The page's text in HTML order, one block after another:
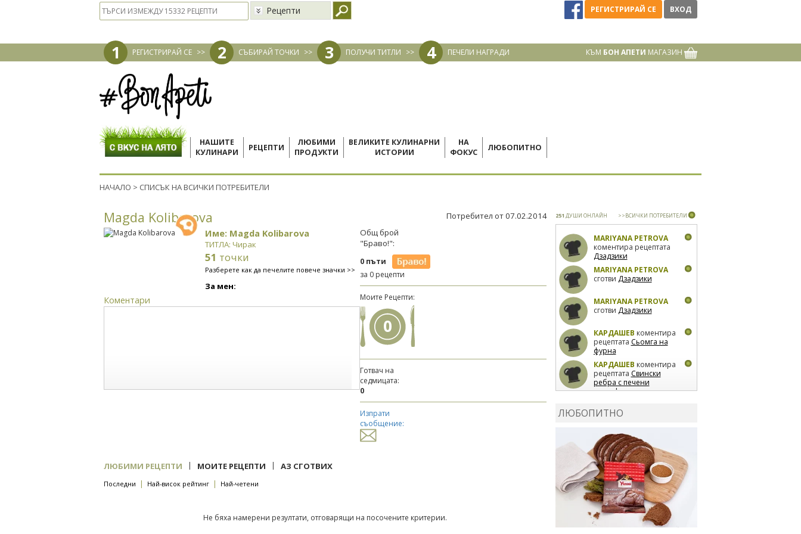
Рецепти РЕГИСТРИРАЙ СЕ ВХОД
1 РЕГИСТРИРАЙ СЕ >> 2 СЪБИРАЙ ТОЧКИ >> 3 ПОЛУЧИ ТИТЛИ >> 4 ПЕЧЕЛИ НАГРАДИ КЪМ БОН АПЕТИ МАГАЗИН
НАШИТЕ
КУЛИНАРИ
РЕЦЕПТИ
ЛЮБИМИ
ПРОДУКТИ
ВЕЛИКИТЕ КУЛИНАРНИ
ИСТОРИИ
НА
ФОКУС
ЛЮБОПИТНО
НАЧАЛО > СПИСЪК НА ВСИЧКИ ПОТРЕБИТЕЛИ
Magda Kolibarova Потребител от 07.02.2014
Име: Magda Kolibarova
ТИТЛА: Чирак
51 точки
Разберете как да печелите повече значки >>
За мен:
Коментари
Общ брой
"Браво!":
0 пъти
за 0 рецепти
Моите Рецепти:
0
Готвач на
седмицата:
0
Изпрати
съобщение:
ЛЮБИМИ РЕЦЕПТИ | МОИТЕ РЕЦЕПТИ | АЗ СГОТВИХ
Последни | Най-висок рейтинг | Най-четени
Не бяха намерени резултати, отговарящи на посочените критерии.
251 ДУШИ ОНЛАЙН >>ВСИЧКИ ПОТРЕБИТЕЛИ
MARIYANA PETROVA
коментира рецептата
Дзадзики
MARIYANA PETROVA
сготви Дзадзики
MARIYANA PETROVA
сготви Дзадзики
КАРДАШЕВ коментира
рецептата Сьомга на
фурна
КАРДАШЕВ коментира
рецептата Свински
ребра с печени
картофи
лимон
коментира рецептата
Киноа със зеленчуци
ЛЮБОПИТНО